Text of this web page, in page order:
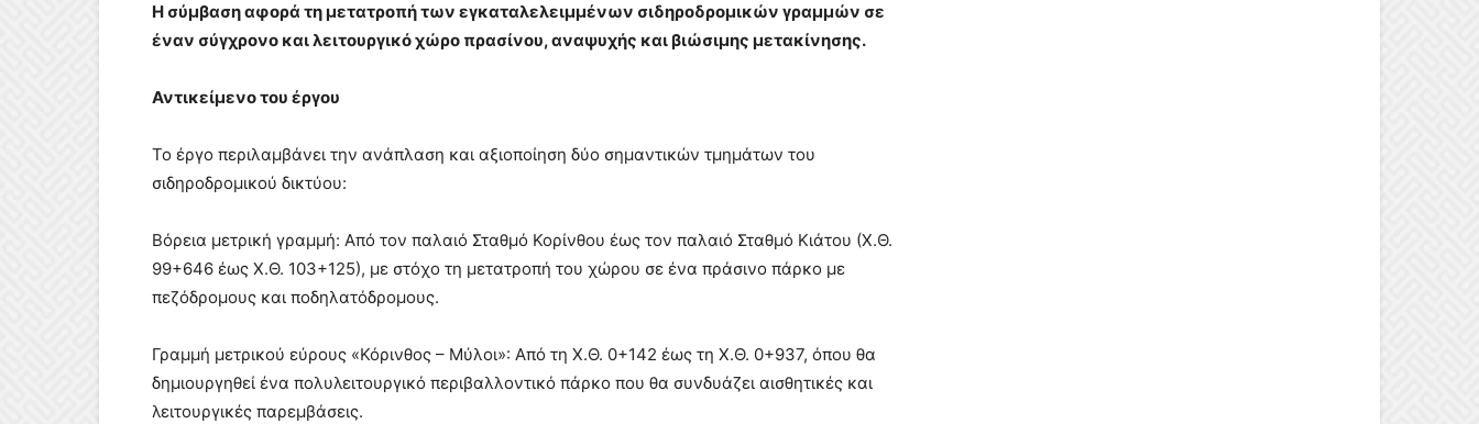
Η σύμβαση αφορά τη μετατροπή των εγκαταλελειμμένων σιδηροδρομικών γραμμών σε
έναν σύγχρονο και λειτουργικό χώρο πρασίνου, αναψυχής και βιώσιμης μετακίνησης.
Αντικείμενο του έργου
Το έργο περιλαμβάνει την ανάπλαση και αξιοποίηση δύο σημαντικών τμημάτων του
σιδηροδρομικού δικτύου:
Βόρεια μετρική γραμμή: Από τον παλαιό Σταθμό Κορίνθου έως τον παλαιό Σταθμό Κιάτου (Χ.Θ.
99+646 έως Χ.Θ. 103+125), με στόχο τη μετατροπή του χώρου σε ένα πράσινο πάρκο με
πεζόδρομους και ποδηλατόδρομους.
Γραμμή μετρικού εύρους «Κόρινθος – Μύλοι»: Από τη Χ.Θ. 0+142 έως τη Χ.Θ. 0+937, όπου θα
δημιουργηθεί ένα πολυλειτουργικό περιβαλλοντικό πάρκο που θα συνδυάζει αισθητικές και
λειτουργικές παρεμβάσεις.